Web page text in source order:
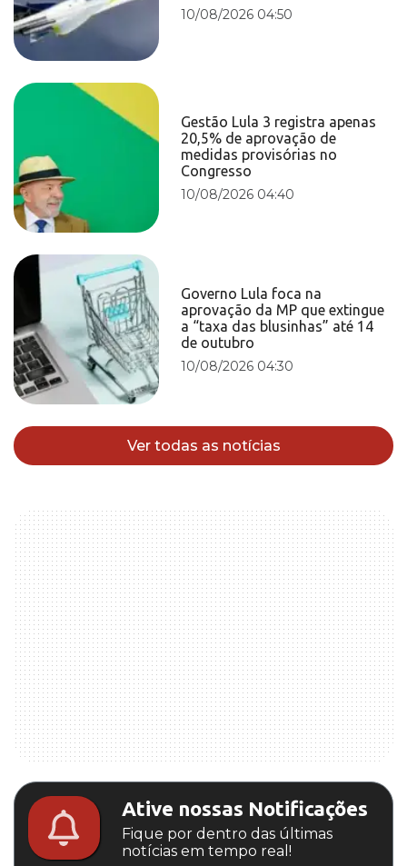
10/08/2026 04:50
Gestão Lula 3 registra apenas
20,5% de aprovação de
medidas provisórias no
Congresso
10/08/2026 04:40
Governo Lula foca na
aprovação da MP que extingue
a “taxa das blusinhas” até 14
de outubro
10/08/2026 04:30
Ver todas as notícias
Ative nossas Notificações
Fique por dentro das últimas
notícias em tempo real!